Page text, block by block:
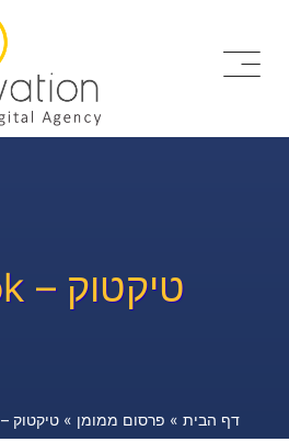
טיקטוק – TikTok
דף הבית » פרסום ממומן » טיקטוק – TikTok